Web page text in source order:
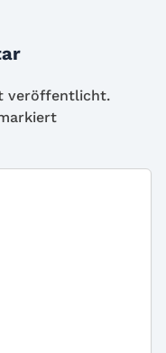
veröffentlicht.